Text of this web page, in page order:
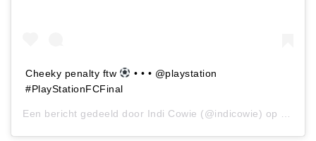
Cheeky penalty ftw
• • • @playstation
#PlayStationFCFinal
Een bericht gedeeld door Indi Cowie (@indicowie) op